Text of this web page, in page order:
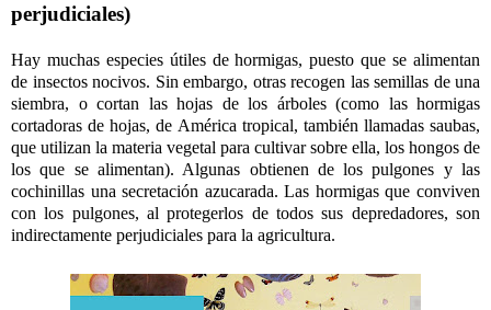
perjudiciales)
Hay muchas especies útiles de hormigas, puesto que se alimentan
de insectos nocivos. Sin embargo, otras recogen las semillas de una
siembra, o cortan las hojas de los árboles (como las hormigas
cortadoras de hojas, de América tropical, también llamadas saubas,
que utilizan la materia vegetal para cultivar sobre ella, los hongos de
los que se alimentan). Algunas obtienen de los pulgones y las
cochinillas una secretación azucarada. Las hormigas que conviven
con los pulgones, al protegerlos de todos sus depredadores, son
indirectamente perjudiciales para la agricultura.